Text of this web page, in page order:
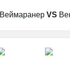
Веймаранер VS